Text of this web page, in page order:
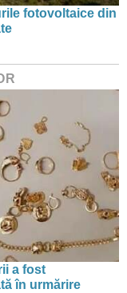
fotovoltaice din
a fost
în urmărire